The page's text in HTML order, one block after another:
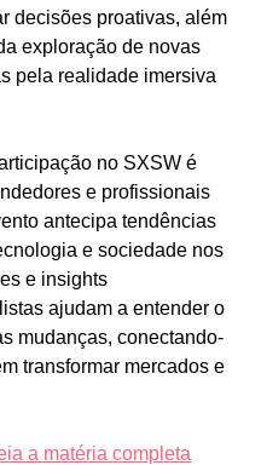
decisões proativas, além
exploração de novas
pela realidade imersiva
no SXSW é
e profissionais
antecipa tendências
e sociedade nos
e insights
ajudam a entender o
mudanças, conectando-
transformar mercados e
a matéria completa